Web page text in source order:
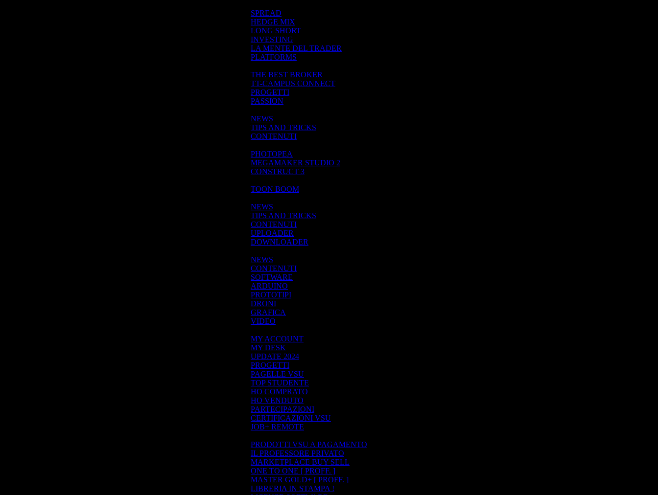
SPREAD
HEDGE MIX
LONG SHORT
INVESTING
LA MENTE DEL TRADER
PLATFORMS
THE BEST BROKER
TT-CAMPUS CONNECT
PROGETTI
PASSION
NEWS
TIPS AND TRICKS
CONTENUTI
PHOTOPEA
MEGAMAKER STUDIO 2
CONSTRUCT 3
TOON BOOM
NEWS
TIPS AND TRICKS
CONTENUTI
UPLOADER
DOWNLOADER
NEWS
CONTENUTI
SOFTWARE
ARDUINO
PROTOTIPI
DRONI
GRAFICA
VIDEO
MY ACCOUNT
MY DESK
UPDATE 2024
PROGETTI
PAGELLE VSU
TOP STUDENTE
HO COMPRATO
HO VENDUTO
PARTECIPAZIONI
CERTIFICAZIONI VSU
JOB+ REMOTE
PRODOTTI VSU A PAGAMENTO
IL PROFESSORE PRIVATO
MARKETPLACE BUY SELL
ONE TO ONE [ PROFF. ]
MASTER GOLD+ [ PROFF. ]
LIBRERIA IN STAMPA !